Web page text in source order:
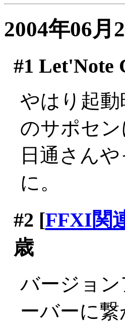
2004年06月
#1 Let'Note
やはり起動
のサポセ
日通さん
に。
#2 [FFXI関
歳
バージョ
ーバーに